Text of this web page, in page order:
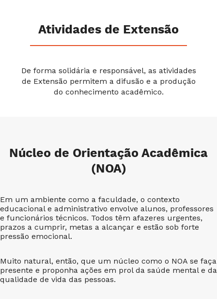
Atividades de Extensão
De forma solidária e responsável, as atividades
de Extensão permitem a difusão e a produção
do conhecimento acadêmico.
Núcleo de Orientação Acadêmica
(NOA)
Em um ambiente como a faculdade, o contexto
educacional e administrativo envolve alunos, professores
e funcionários técnicos. Todos têm afazeres urgentes,
prazos a cumprir, metas a alcançar e estão sob forte
pressão emocional.
Muito natural, então, que um núcleo como o NOA se faça
presente e proponha ações em prol da saúde mental e da
qualidade de vida das pessoas.